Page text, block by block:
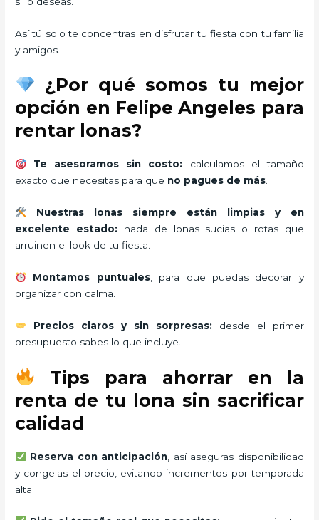
Así tú solo te concentras en disfrutar tu fiesta con tu familia
y amigos.
¿Por qué somos tu mejor
opción en Felipe Angeles para
rentar lonas?
Te asesoramos sin costo: calculamos el tamaño
exacto que necesitas para que no pagues de más.
Nuestras lonas siempre están limpias y en
excelente estado:nada de lonas sucias o rotas que
arruinen el look de tu fiesta.
Montamos puntuales, para que puedas decorar y
organizar con calma.
Precios claros y sin sorpresas:desde el primer
presupuesto sabes lo que incluye.
Tips para ahorrar en la
renta de tu lona sin sacrificar
calidad
Reserva con anticipación , así aseguras disponibilidad
y congelas el precio, evitando incrementos por temporada
alta.